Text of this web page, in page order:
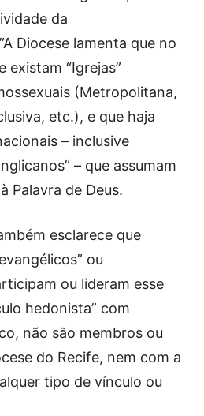
da
Diocese lamenta que no
“Igrejas”
(Metropolitana,
etc.), e que haja
– inclusive
– que assumam
Palavra de Deus.
esclarece que
ou
ou lideram esse
hedonista” com
não são membros ou
do Recife, nem com a
tipo de vínculo ou